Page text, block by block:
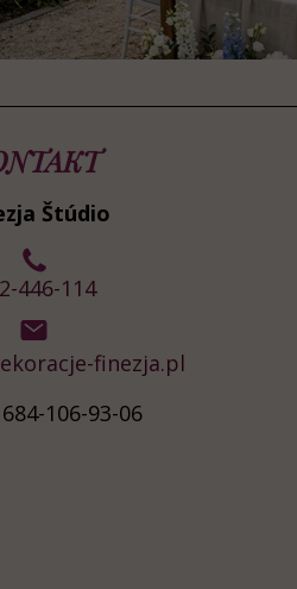
Štúdio
446-114
finezja.pl
106-93-06